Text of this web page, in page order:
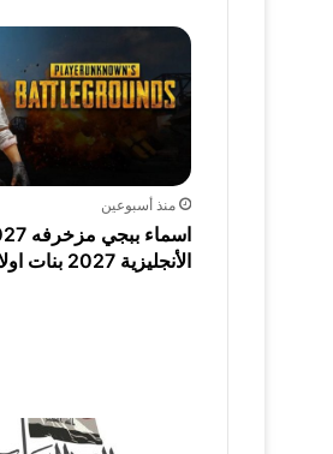
منذ أسبوعين
الأنجليزية 2027 بنات اولاد